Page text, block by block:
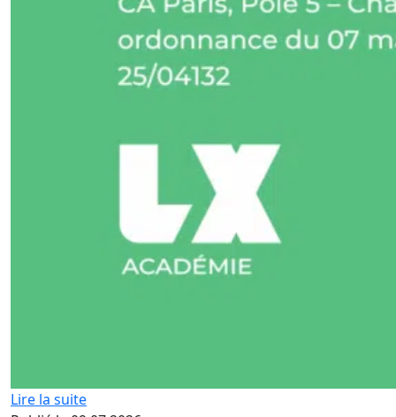
Lire la suite